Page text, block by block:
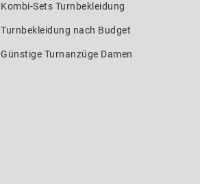
Kombi-Sets Turnbekleidung
Turnbekleidung nach Budget
Günstige Turnanzüge Damen